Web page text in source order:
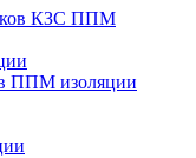
КЗС ППМ
ППМ изоляции